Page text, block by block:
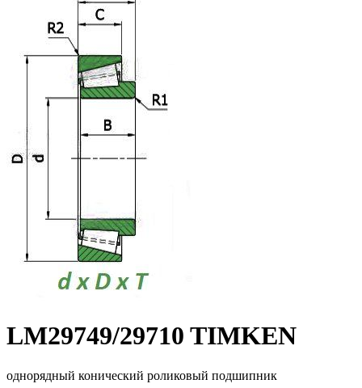
LM29749/29710 TIMKEN
однорядный конический роликовый подшипник